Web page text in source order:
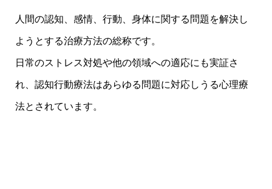
⼈間の認知、感情、⾏動、⾝体に関する問題を解決し
ようとする治療⽅法の総称です。
⽇常のストレス対処や他の領域への適応にも実証さ
れ、認知⾏動療法はあらゆる問題に対応しうる⼼理療
法とされています。